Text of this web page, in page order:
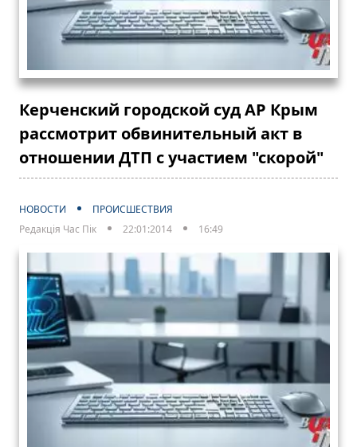
Керченский городской суд АР Крым
рассмотрит обвинительный акт в
отношении ДТП с участием "скорой"
НОВОСТИ
ПРОИСШЕСТВИЯ
Редакція Час Пік
22:01:2014 16:49